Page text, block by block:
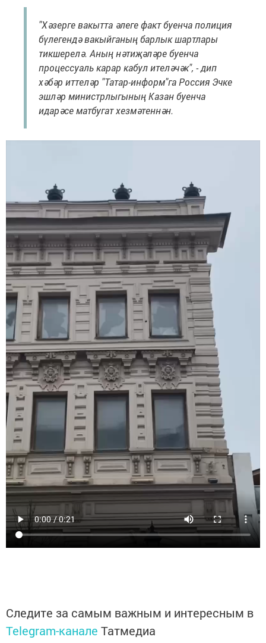
"Хәзерге вакытта әлеге факт буенча полиция
бүлегендә вакыйганың барлык шартлары
тикшерелә. Аның нәтиҗәләре буенча
процессуаль карар кабул ителәчәк", - дип
хәбәр иттеләр "Татар-информ"га Россия Эчке
эшләр министрлыгының Казан буенча
идарәсе матбугат хезмәтеннән.
Следите за самым важным и интересным в
Telegram-канале Татмедиа